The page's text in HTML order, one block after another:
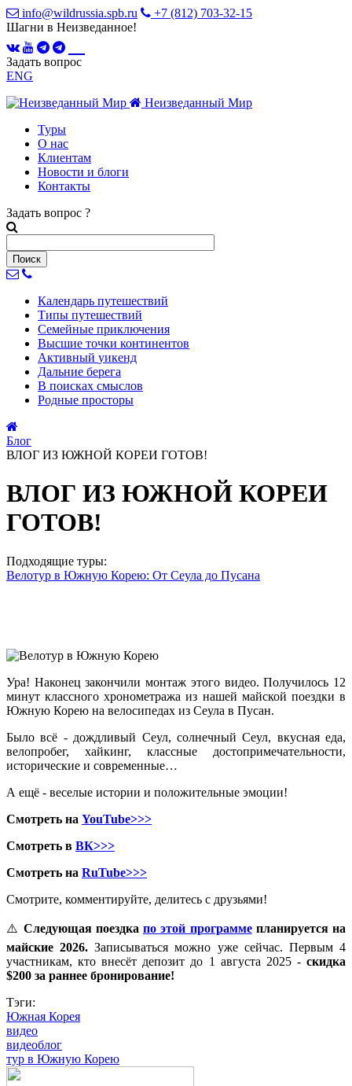
info@wildrussia.spb.ru
+7 (812) 703-32-15
Шагни в Неизведанное!
Задать вопрос
ENG
Неизведанный Мир
Туры
О нас
Клиентам
Новости и блоги
Контакты
Задать вопрос ?
Календарь путешествий
Типы путешествий
Семейные приключения
Высшие точки континентов
Активный уикенд
Дальние берега
В поисках смыслов
Родные просторы
Блог
ВЛОГ ИЗ ЮЖНОЙ КОРЕИ ГОТОВ!
ВЛОГ ИЗ ЮЖНОЙ КОРЕИ
ГОТОВ!
Подходящие туры:
Велотур в Южную Корею: От Сеула до Пусана
Ура! Наконец закончили монтаж этого видео. Получилось 12
минут классного хронометража из нашей майской поездки в
Южную Корею на велосипедах из Сеула в Пусан.
Было всё - дождливый Сеул, солнечный Сеул, вкусная еда,
велопробег, хайкинг, классные достопримечательности,
исторические и современные…
А ещё - веселые истории и положительные эмоции!
Смотреть на YouTube>>>
Смотреть в ВК>>>
Смотреть на RuTube>>>
Смотрите, комментируйте, делитесь с друзьями!
⚠️ Следующая поездка по этой программепланируется на
майские 2026. Записываться можно уже сейчас. Первым 4
участникам, кто внесёт депозит до 1 августа 2025 - скидка
$200 за раннее бронирование!
Тэги:
Южная Корея
видео
видеоблог
тур в Южную Корею